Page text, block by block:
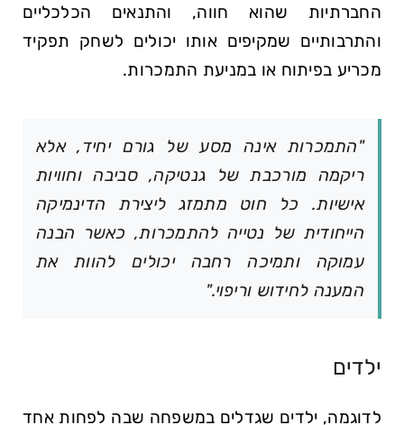
החברתיות שהוא חווה, והתנאים הכלכליים
והתרבותיים שמקיפים אותו יכולים לשחק תפקיד
מכריע בפיתוח או במניעת התמכרות.
"התמכרות אינה מסע של גורם יחיד, אלא
ריקמה מורכבת של גנטיקה, סביבה וחוויות
אישיות. כל חוט מתמזג ליצירת הדינמיקה
הייחודית של נטייה להתמכרות, כאשר הבנה
עמוקה ותמיכה רחבה יכולים להוות את
המענה לחידוש וריפוי."
ילדים
לדוגמה, ילדים שגדלים במשפחה שבה לפחות אחד